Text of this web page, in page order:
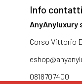
Info contatti
AnyAnyluxury
Corso Vittorio
0818707400